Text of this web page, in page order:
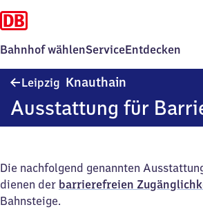
Bahnhof wählenServiceEntdecken
Leipzig Knauthain
Ausstattung für
Die nachfolgend genannten
dienen der barrierefreien
Bahnsteige.